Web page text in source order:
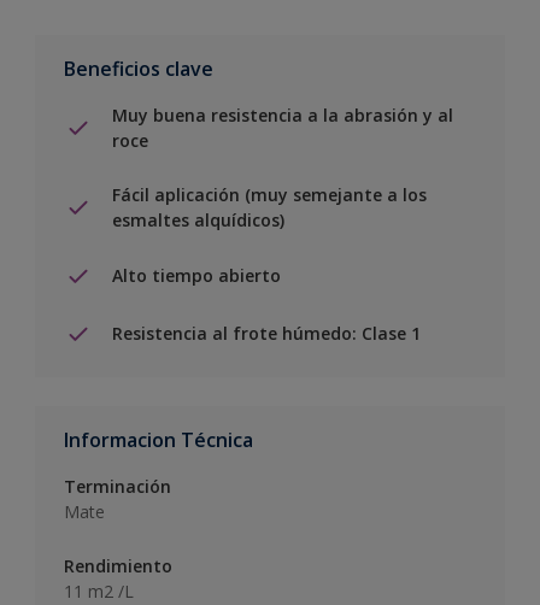
Beneficios clave
Muy buena resistencia a la abrasión y al
roce
Fácil aplicación (muy semejante a los
esmaltes alquídicos)
Alto tiempo abierto
Resistencia al frote húmedo: Clase 1
Informacion Técnica
Terminación
Mate
Rendimiento
11 m2 /L